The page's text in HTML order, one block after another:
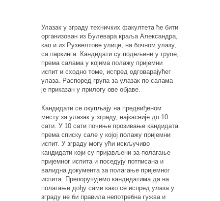
Улазак у зграду техничких факултета ће бити
организован из Булевара краља Александра,
као и из Рузвелтове улице, на бочном улазу,
са паркинга. Кандидати су подељени у групе,
према салама у којима полажу пријемни
испит и сходно томе, испред одговарајућег
улаза. Распоред група за улазак по салама
је приказан у прилогу ове објаве.
Кандидати се окупљају на предвиђеном
месту за улазак у зграду, најкасније до 10
сати. У 10 сати почиње прозивање кандидата
према списку сале у којој полажу пријемни
испит. У зграду могу ући искључиво
кандидати који су пријављени за полагање
пријемног испита и поседују потписана и
валидна документа за полагање пријемног
испита. Препоручујемо кандидатима да на
полагање дођу сами како се испред улаза у
зграду не би правила непотребна гужва и